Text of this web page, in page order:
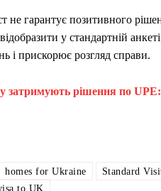
не гарантує позитивного
у стандартній
і прискорює розгляд справи.
затримують рішення по UPE:
homes for Ukraine Standard
to UK